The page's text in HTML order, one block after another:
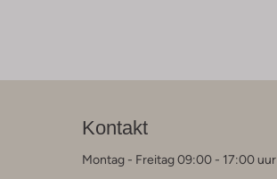
Kontakt
Montag - Freitag 09:00 - 17:00 uur